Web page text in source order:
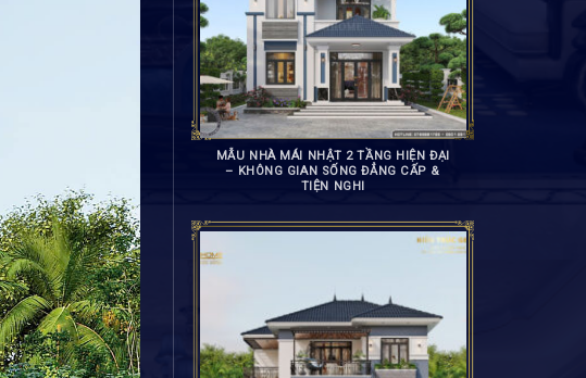
MẪU NHÀ MÁI NHẬT 2 TẦNG HIỆN ĐẠI
– KHÔNG GIAN SỐNG ĐẲNG CẤP &
TIỆN NGHI